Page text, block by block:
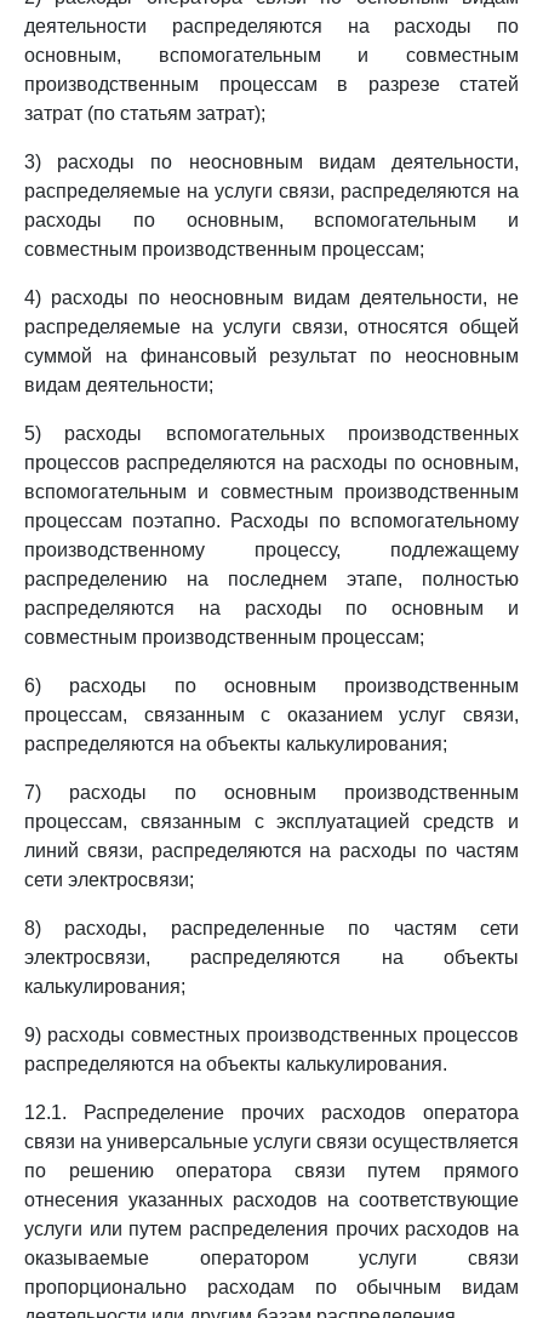
деятельности распределяются на расходы по
основным, вспомогательным и совместным
производственным процессам в разрезе статей
затрат (по статьям затрат);
3) расходы по неосновным видам деятельности,
распределяемые на услуги связи, распределяются на
расходы по основным, вспомогательным и
совместным производственным процессам;
4) расходы по неосновным видам деятельности, не
распределяемые на услуги связи, относятся общей
суммой на финансовый результат по неосновным
видам деятельности;
5) расходы вспомогательных производственных
процессов распределяются на расходы по основным,
вспомогательным и совместным производственным
процессам поэтапно. Расходы по вспомогательному
производственному процессу, подлежащему
распределению на последнем этапе, полностью
распределяются на расходы по основным и
совместным производственным процессам;
6) расходы по основным производственным
процессам, связанным с оказанием услуг связи,
распределяются на объекты калькулирования;
7) расходы по основным производственным
процессам, связанным с эксплуатацией средств и
линий связи, распределяются на расходы по частям
сети электросвязи;
8) расходы, распределенные по частям сети
электросвязи, распределяются на объекты
калькулирования;
9) расходы совместных производственных процессов
распределяются на объекты калькулирования.
12.1. Распределение прочих расходов оператора
связи на универсальные услуги связи осуществляется
по решению оператора связи путем прямого
отнесения указанных расходов на соответствующие
услуги или путем распределения прочих расходов на
оказываемые оператором услуги связи
пропорционально расходам по обычным видам